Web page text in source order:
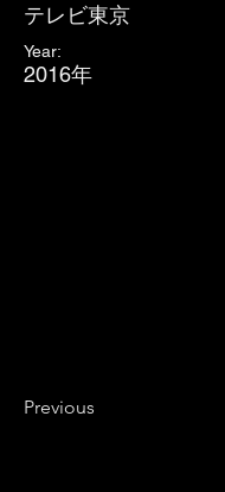
テレビ東京
Year:
2016年
Previous